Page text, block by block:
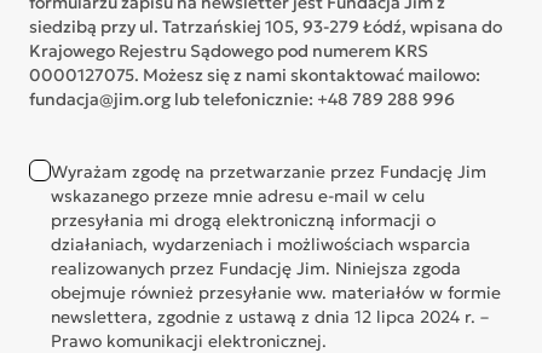
siedzibą przy ul. Tatrzańskiej 105, 93-279 Łódź, wpisana do
Krajowego Rejestru Sądowego pod numerem KRS
0000127075. Możesz się z nami skontaktować mailowo:
fundacja@jim.org lub telefonicznie: +48 789 288 996
Wyrażam zgodę na przetwarzanie przez Fundację Jim
wskazanego przeze mnie adresu e-mail w celu
przesyłania mi drogą elektroniczną informacji o
działaniach, wydarzeniach i możliwościach wsparcia
realizowanych przez Fundację Jim. Niniejsza zgoda
obejmuje również przesyłanie ww. materiałów w formie
newslettera, zgodnie z ustawą z dnia 12 lipca 2024 r. –
Prawo komunikacji elektronicznej.